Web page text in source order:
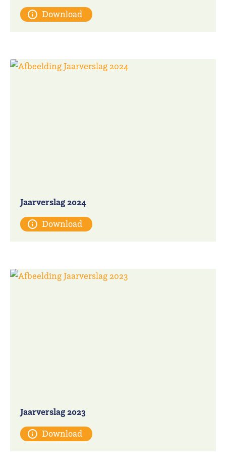
Download
Jaarverslag 2024
Download
Jaarverslag 2023
Download